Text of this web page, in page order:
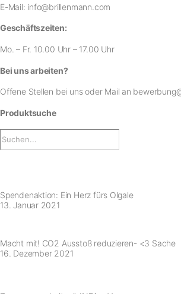
E-Mail: info@brillenmann.com
Geschäftszeiten:
Mo. – Fr. 10.00 Uhr – 17.00 Uhr
Bei uns arbeiten?
Offene Stellen bei unsoder Mail an
Produktsuche
Spendenaktion: Ein Herz fürs Olgale
13. Januar 2021
Macht mit! CO2 Ausstoß reduzieren- <3 Sache
16. Dezember 2021